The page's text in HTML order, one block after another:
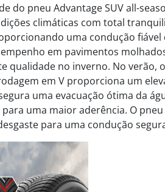
do pneu Advantage SUV all-
climáticas com total
uma condução
em pavimentos
qualidade no inverno. No verão,
em V proporciona um
uma evacuação ótima da
uma maior aderência. O
para uma condução